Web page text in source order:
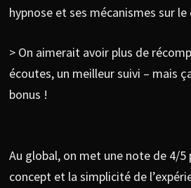
hypnose et ses mécanismes sur le
> On aimerait avoir plus de
écoutes, un meilleur suivi – mais
bonus !
Au global, on met une note de 4/5
concept et la simplicité de